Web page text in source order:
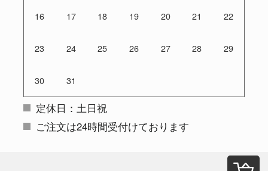
16 17 18 19 20 21 22
23 24 25 26 27 28 29
30 31
定休日：土日祝
ご注文は24時間受付けております